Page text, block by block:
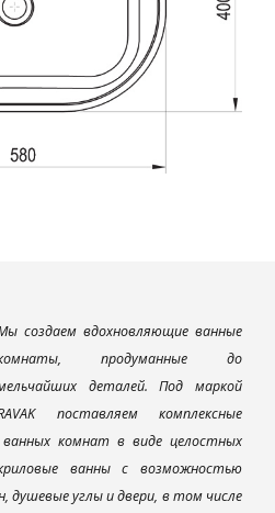
создаем вдохновляющие ванные
продуманные до
деталей. Под маркой
поставляем комплексные
комнат в виде целостных
ванны с возможностью
душевые углы и двери, в том числе